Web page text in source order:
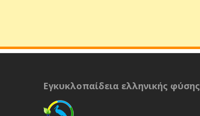
Εγκυκλοπαίδεια ελληνικής φύσης